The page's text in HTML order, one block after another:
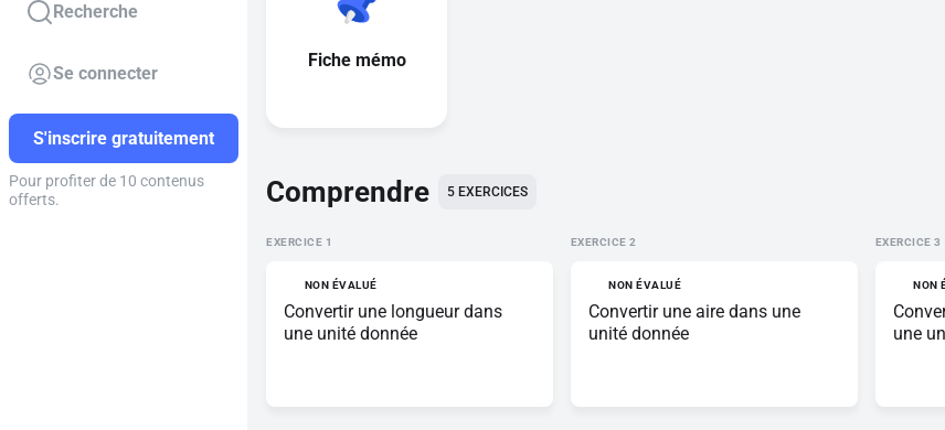
Recherche
Se connecter
S'inscrire gratuitement
Pour profiter de 10 contenus
offerts.
Fiche mémo
Comprendre 5 EXERCICES
EXERCICE
NON ÉVALUÉ
Convertir une longueur dans
une unité donnée
EXERCICE
NON ÉVALUÉ
Convertir une aire dans une
unité donnée
EXERCICE
NON
une